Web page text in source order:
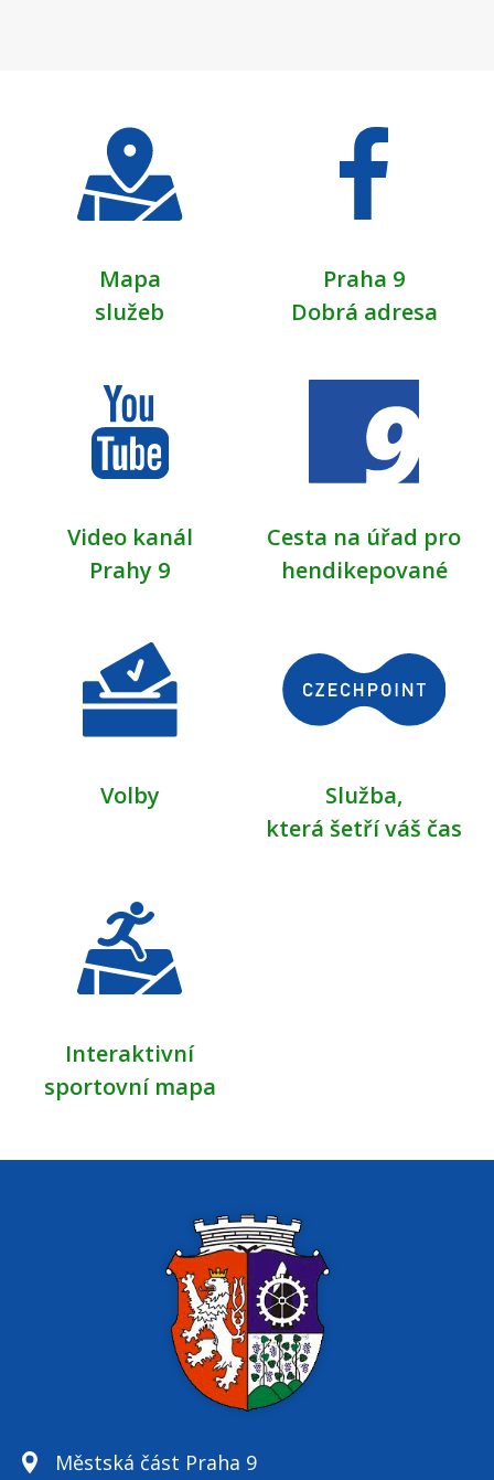
Mapa
služeb
Praha 9
Dobrá adresa
Video kanál
Prahy 9
Cesta na úřad pro
hendikepované
Volby
Služba,
která šetří váš čas
Interaktivní
sportovní mapa
Městská část Praha 9